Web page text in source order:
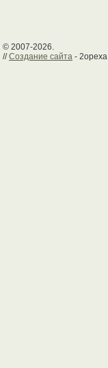
© 2007-2026.
//Создание сайта - 2opexa